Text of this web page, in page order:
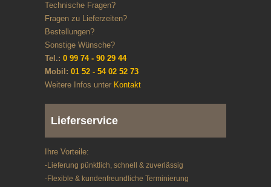
Technische Fragen?
Fragen zu Lieferzeiten?
Bestellungen?
Sonstige Wünsche?
Tel.: 0 99 74 - 90 29 44
Mobil: 01 52 - 54 02 52 73
Weitere Infos unter Kontakt
Lieferservice
Ihre Vorteile:
-Lieferung pünktlich, schnell & zuverlässig
-Flexible & kundenfreundliche Terminierung